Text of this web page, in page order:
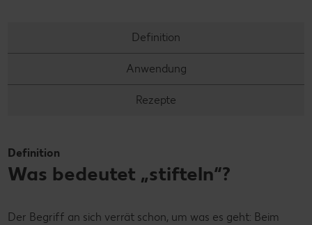
Definition
Anwendung
Rezepte
Definition
Was bedeutet „stifteln“?
Der Begriff an sich verrät schon, um was es geht: Beim